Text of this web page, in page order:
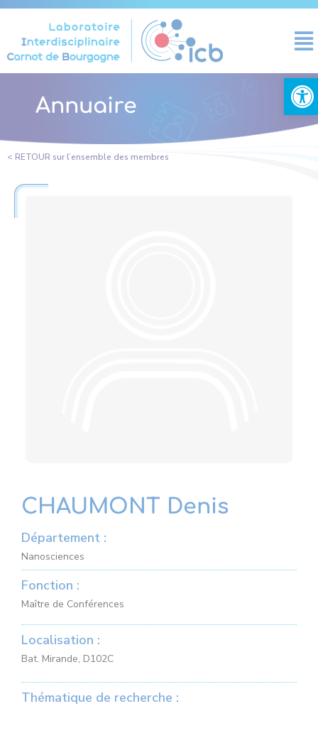
Ouvrir
Annuaire
< RETOUR sur l’ensemble des membres
CHAUMONT Denis
Département :
Nanosciences
Fonction :
Maître de Conférences
Localisation :
Bat. Mirande, D102C
Thématique de recherche :
Panneau de gestion des cookies